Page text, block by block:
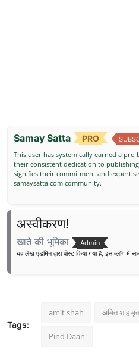
Samay Satta PRO
This user has systemically earned a
their consistent dedication to
signifies their commitment and
samaysatta.com community.
अस्वीकरण!
खाते की भूमिका Admin
यह लेख एडमिन द्वारा पोस्ट किया गया है, इस ब्लॉग में
Tags:
amit shah अमित शाह
Pind Daan